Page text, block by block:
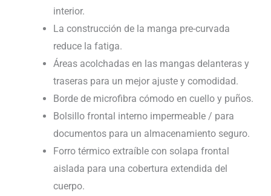
interior.
La construcción de la manga pre-curvada
reduce la fatiga.
Áreas acolchadas en las mangas delanteras y
traseras para un mejor ajuste y comodidad.
Borde de microfibra cómodo en cuello y puños.
Bolsillo frontal interno impermeable / para
documentos para un almacenamiento seguro.
Forro térmico extraíble con solapa frontal
aislada para una cobertura extendida del
cuerpo.